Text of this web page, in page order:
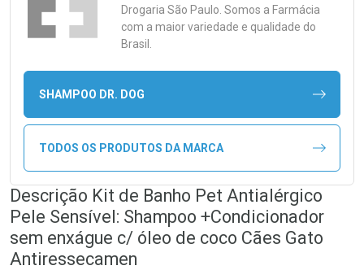
Drogaria São Paulo. Somos a Farmácia
com a maior variedade e qualidade do
Brasil.
SHAMPOO DR. DOG
TODOS OS PRODUTOS DA MARCA
Descrição Kit de Banho Pet Antialérgico
Pele Sensível: Shampoo +Condicionador
sem enxágue c/ óleo de coco Cães Gato
Antiressecamen